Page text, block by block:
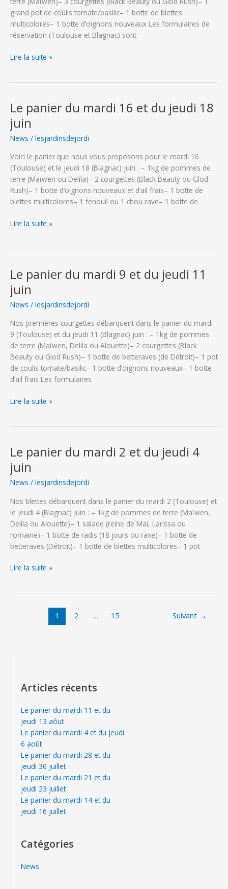
grand pot de coulis tomate/basilic– 1 botte de blettes
multicolores– 1 botte d’oignons nouveaux Les formulaires de
réservation (Toulouse et Blagnac) sont
Le
juin
et
du
2
juillet
Lire la suite »
Le panier du mardi 16 et du jeudi 18
juin
News / lesjardinsdejordi
Voici le panier que nous vous proposons pour le mardi 16
(Toulouse) et le jeudi 18 (Blagnac) juin : – 1kg de pommes de
terre (Maïwen ou Delila)– 2 courgettes (Black Beauty ou Glod
Rush)– 1 botte d’oignons nouveaux et d’ail frais– 1 botte de
blettes multicolores– 1 fenouil ou 1 chou rave– 1 botte de
Le
16
et
du
jeudi
juin
Lire la suite »
Le panier du mardi 9 et du jeudi 11
juin
News / lesjardinsdejordi
Nos premières courgettes débarquent dans le panier du mardi
9 (Toulouse) et du jeudi 11 (Blagnac) juin : – 1kg de pommes
de terre (Maïwen, Delila ou Alouette)– 2 courgettes (Black
Beauty ou Glod Rush)– 1 botte de betteraves (de Détroit)– 1 pot
de coulis tomate/basilic– 1 botte d’oignons nouveaux– 1 botte
d’ail frais Les formulaires
Le
9
et
du
jeudi
juin
Lire la suite »
Le panier du mardi 2 et du jeudi 4
juin
News / lesjardinsdejordi
Nos blettes débarquent dans le panier du mardi 2 (Toulouse) et
le jeudi 4 (Blagnac) juin : – 1kg de pommes de terre (Maïwen,
Delila ou Alouette)– 1 salade (reine de Mai, Larissa ou
romaine)– 1 botte de radis (18 jours ou raxe)– 1 botte de
betteraves (Détroit)– 1 botte de blettes multicolores– 1 pot
Le
Lire la suite »
1 2 … 15 Suivant →
Articles récents
Le panier du mardi 11 et du
jeudi 13 aôut
Le panier du mardi 4 et du jeudi
6 août
Le panier du mardi 28 et du
jeudi 30 juillet
Le panier du mardi 21 et du
jeudi 23 juillet
Le panier du mardi 14 et du
jeudi 16 juillet
Catégories
News